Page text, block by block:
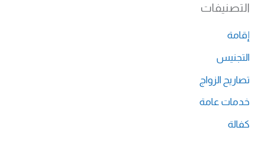
التصنيفات
إقامة
التجنيس
تصاريح الزواج
خدمات عامة
كفالة